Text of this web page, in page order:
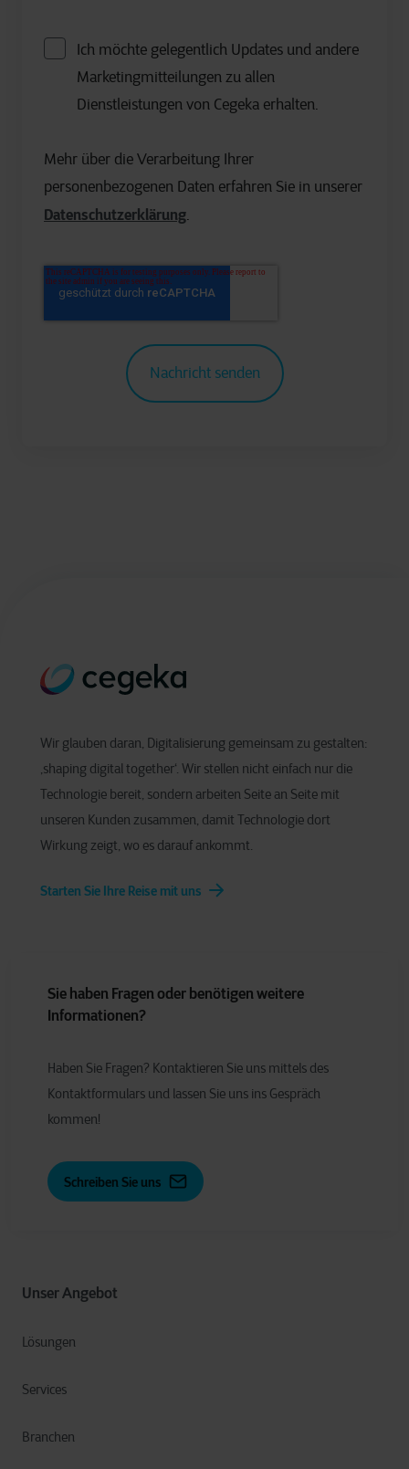
Ich möchte gelegentlich Updates und andere
Marketingmitteilungen zu allen
Dienstleistungen von Cegeka erhalten.
Mehr über die Verarbeitung Ihrer
personenbezogenen Daten erfahren Sie in unserer
Datenschutzerklärung.
Wir glauben daran, Digitalisierung gemeinsam zu gestalten:
‚shaping digital together‘. Wir stellen nicht einfach nur die
Technologie bereit, sondern arbeiten Seite an Seite mit
unseren Kunden zusammen, damit Technologie dort
Wirkung zeigt, wo es darauf ankommt.
Starten Sie Ihre Reise mit uns
Unser Angebot
Lösungen
Services
Branchen
Sie haben Fragen oder benötigen weitere
Informationen?
Haben Sie Fragen? Kontaktieren Sie uns mittels des
Kontaktformulars und lassen Sie uns ins Gespräch
kommen!
Schreiben Sie uns